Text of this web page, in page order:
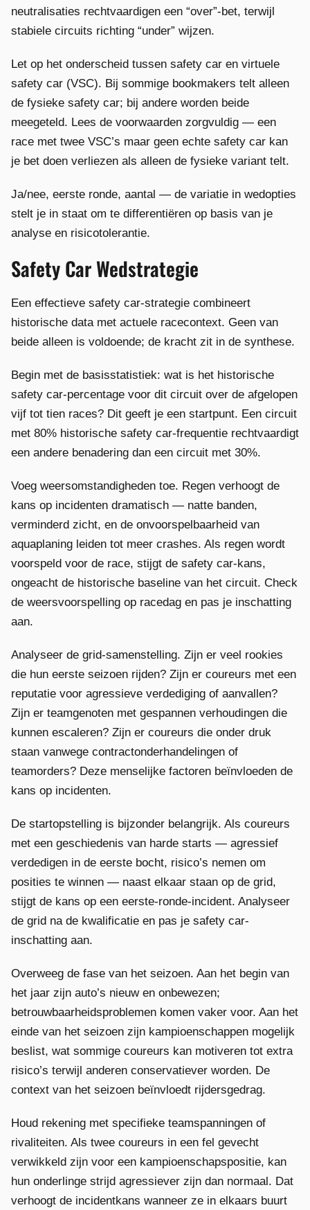
neutralisaties rechtvaardigen een “over”-bet, terwijl
stabiele circuits richting “under” wijzen.
Let op het onderscheid tussen safety car en virtuele
safety car (VSC). Bij sommige bookmakers telt alleen
de fysieke safety car; bij andere worden beide
meegeteld. Lees de voorwaarden zorgvuldig — een
race met twee VSC’s maar geen echte safety car kan
je bet doen verliezen als alleen de fysieke variant telt.
Ja/nee, eerste ronde, aantal — de variatie in wedopties
stelt je in staat om te differentiëren op basis van je
analyse en risicotolerantie.
Safety Car Wedstrategie
Een effectieve safety car-strategie combineert
historische data met actuele racecontext. Geen van
beide alleen is voldoende; de kracht zit in de synthese.
Begin met de basisstatistiek: wat is het historische
safety car-percentage voor dit circuit over de afgelopen
vijf tot tien races? Dit geeft je een startpunt. Een circuit
met 80% historische safety car-frequentie rechtvaardigt
een andere benadering dan een circuit met 30%.
Voeg weersomstandigheden toe. Regen verhoogt de
kans op incidenten dramatisch — natte banden,
verminderd zicht, en de onvoorspelbaarheid van
aquaplaning leiden tot meer crashes. Als regen wordt
voorspeld voor de race, stijgt de safety car-kans,
ongeacht de historische baseline van het circuit. Check
de weersvoorspelling op racedag en pas je inschatting
aan.
Analyseer de grid-samenstelling. Zijn er veel rookies
die hun eerste seizoen rijden? Zijn er coureurs met een
reputatie voor agressieve verdediging of aanvallen?
Zijn er teamgenoten met gespannen verhoudingen die
kunnen escaleren? Zijn er coureurs die onder druk
staan vanwege contractonderhandelingen of
teamorders? Deze menselijke factoren beïnvloeden de
kans op incidenten.
De startopstelling is bijzonder belangrijk. Als coureurs
met een geschiedenis van harde starts — agressief
verdedigen in de eerste bocht, risico’s nemen om
posities te winnen — naast elkaar staan op de grid,
stijgt de kans op een eerste-ronde-incident. Analyseer
de grid na de kwalificatie en pas je safety car-
inschatting aan.
Overweeg de fase van het seizoen. Aan het begin van
het jaar zijn auto’s nieuw en onbewezen;
betrouwbaarheidsproblemen komen vaker voor. Aan het
einde van het seizoen zijn kampioenschappen mogelijk
beslist, wat sommige coureurs kan motiveren tot extra
risico’s terwijl anderen conservatiever worden. De
context van het seizoen beïnvloedt rijdersgedrag.
Houd rekening met specifieke teamspanningen of
rivaliteiten. Als twee coureurs in een fel gevecht
verwikkeld zijn voor een kampioenschapspositie, kan
hun onderlinge strijd agressiever zijn dan normaal. Dat
verhoogt de incidentkans wanneer ze in elkaars buurt